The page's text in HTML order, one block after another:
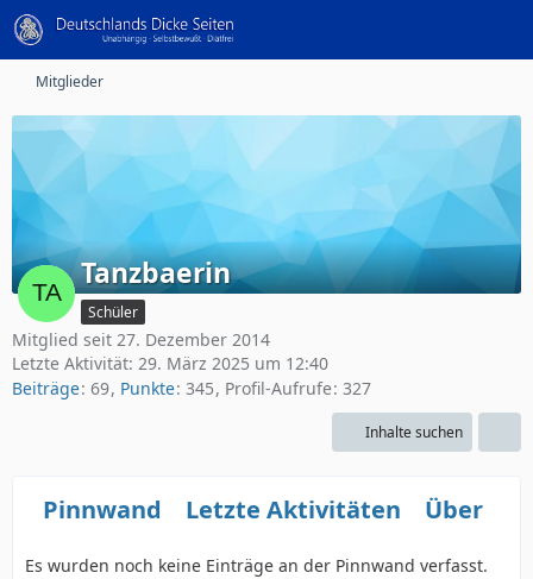
Mitglieder
Tanzbaerin
Schüler
Mitglied seit 27. Dezember 2014
Letzte Aktivität: 29. März 2025 um 12:40
Beiträge 69 Punkte 345 Profil-Aufrufe 327
Inhalte suchen
Pinnwand Letzte Aktivitäten Über
Es wurden noch keine Einträge an der Pinnwand verfasst.